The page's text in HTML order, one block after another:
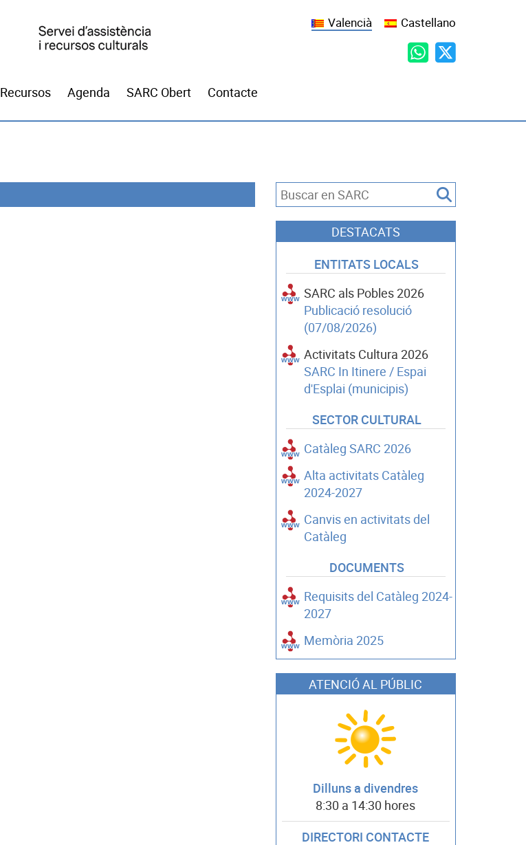
Valencià Castellano
Recursos Agenda SARC Obert Contacte
DESTACATS
ENTITATS LOCALS
SARC als Pobles 2026
Publicació resolució
(07/08/2026)
Activitats Cultura 2026
SARC In Itinere / Espai
d'Esplai (municipis)
SECTOR CULTURAL
Catàleg SARC 2026
Alta activitats Catàleg
2024-2027
Canvis en activitats del
Catàleg
DOCUMENTS
Requisits del Catàleg 2024-
2027
Memòria 2025
ATENCIÓ AL PÚBLIC
Dilluns a divendres
8:30 a 14:30 hores
DIRECTORI CONTACTE